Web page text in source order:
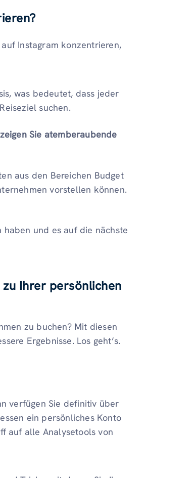
Instagram konzentrieren,
was bedeutet, dass jeder
suchen.
zeigen Sie atemberaubende
aus den Bereichen Budget
vorstellen können.
und es auf die nächste
Ihrer persönlichen
zu buchen? Mit diesen
Ergebnisse. Los geht’s.
verfügen Sie definitiv über
ein persönliches Konto
auf alle Analysetools von